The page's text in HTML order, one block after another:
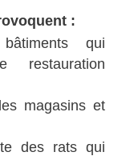
:
qui
restauration
magasins et
des rats qui